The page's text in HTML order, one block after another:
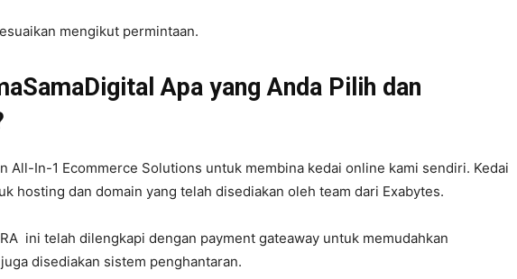
mengikut permintaan.
Apa yang Anda Pilih dan
All-In-1 Ecommerce Solutions untuk membina kedai online kami sendiri. Kedai
hosting dan domain yang telah disediakan oleh team dari Exabytes.
ini telah dilengkapi dengan payment gateaway untuk memudahkan
disediakan sistem penghantaran.